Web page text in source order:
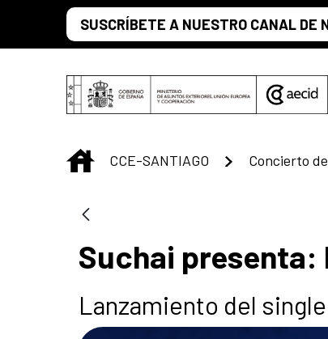
Saltar al contenido principal
SUSCRÍBETE A NUESTRO CANAL DE
INICIO
CCE-SANTIAGO Concierto
Suchai presenta:
Lanzamiento del single